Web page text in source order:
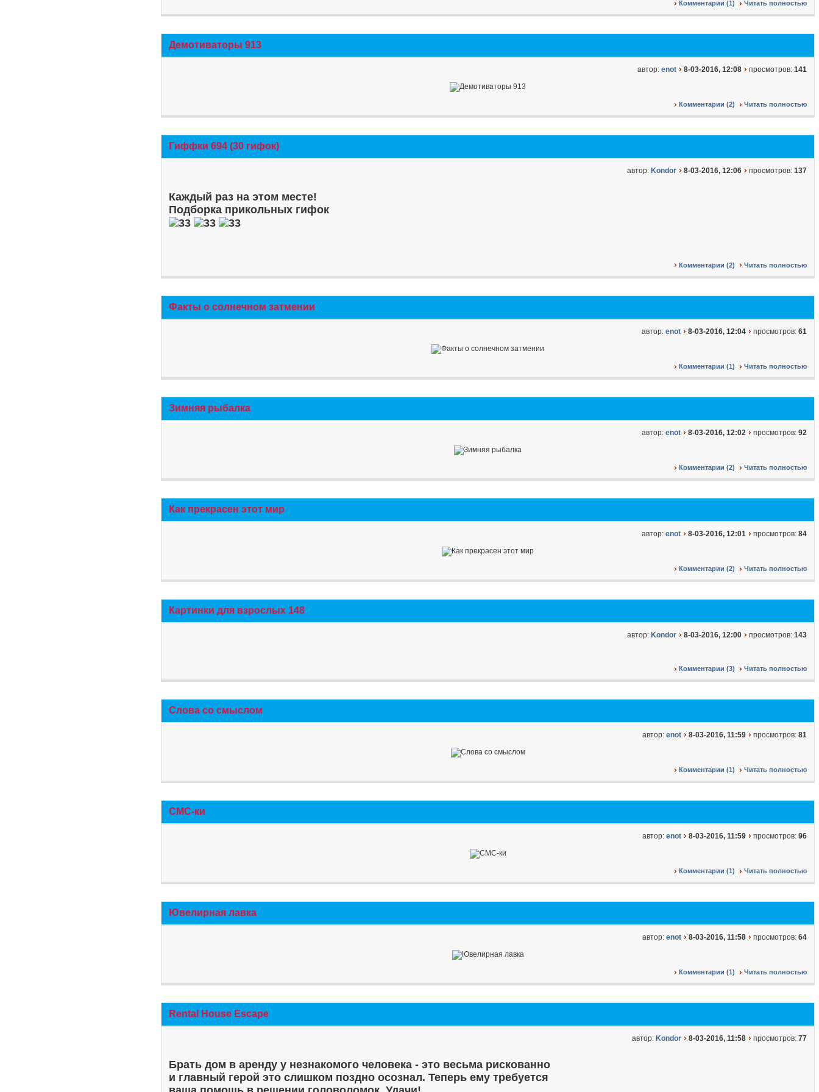
Комментарии (1) Читать полностью
Демотиваторы 913
автор: enot 8-03-2016, 12:08 просмотров: 141
Комментарии (2) Читать полностью
Гиффки 694 (30 гифок)
автор: Kondor 8-03-2016, 12:06 просмотров: 137
Каждый раз на этом месте!
Подборка прикольных гифок
Комментарии (2) Читать полностью
Факты о солнечном затмении
автор: enot 8-03-2016, 12:04 просмотров: 61
Комментарии (1) Читать полностью
Зимняя рыбалка
автор: enot 8-03-2016, 12:02 просмотров: 92
Комментарии (2) Читать полностью
Как прекрасен этот мир
автор: enot 8-03-2016, 12:01 просмотров: 84
Комментарии (2) Читать полностью
Картинки для взрослых 148
автор: Kondor 8-03-2016, 12:00 просмотров: 143
Комментарии (3) Читать полностью
Слова со смыслом
автор: enot 8-03-2016, 11:59 просмотров: 81
Комментарии (1) Читать полностью
СМС-ки
автор: enot 8-03-2016, 11:59 просмотров: 96
Комментарии (1) Читать полностью
Ювелирная лавка
автор: enot 8-03-2016, 11:58 просмотров: 64
Комментарии (1) Читать полностью
Rental House Escape
автор: Kondor 8-03-2016, 11:58 просмотров: 77
Брать дом в аренду у незнакомого человека - это весьма рискованно
и главный герой это слишком поздно осознал. Теперь ему требуется